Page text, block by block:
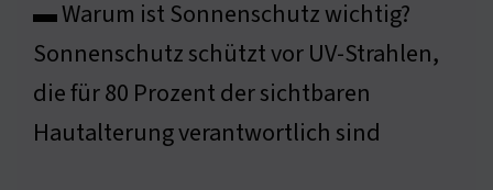
▬ Warum ist Sonnenschutz wichtig?
Sonnenschutz schützt vor UV-Strahlen,
die für 80 Prozent der sichtbaren
Hautalterung verantwortlich sind